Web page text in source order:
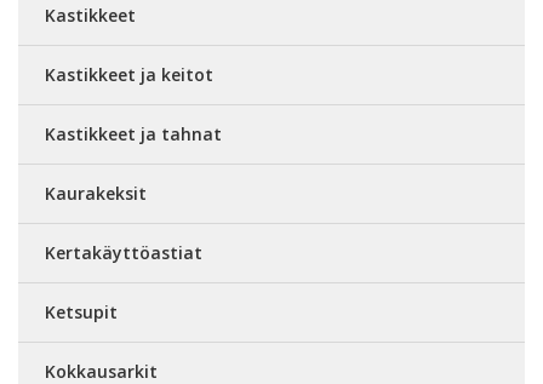
Kastikkeet
Kastikkeet ja keitot
Kastikkeet ja tahnat
Kaurakeksit
Kertakäyttöastiat
Ketsupit
Kokkausarkit